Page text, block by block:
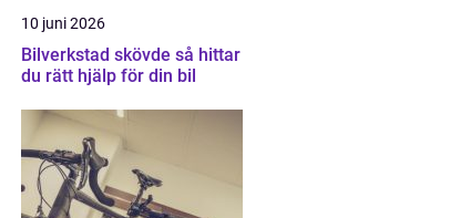
10 juni 2026
Bilverkstad skövde så hittar
du rätt hjälp för din bil